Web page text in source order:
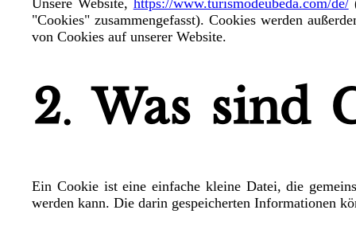
"Cookies" zusammengefasst). Cookies werden
von Cookies auf unserer Website.
2. Was sind
Ein Cookie ist eine einfache kleine Datei, die
werden kann. Die darin gespeicherten Informationen